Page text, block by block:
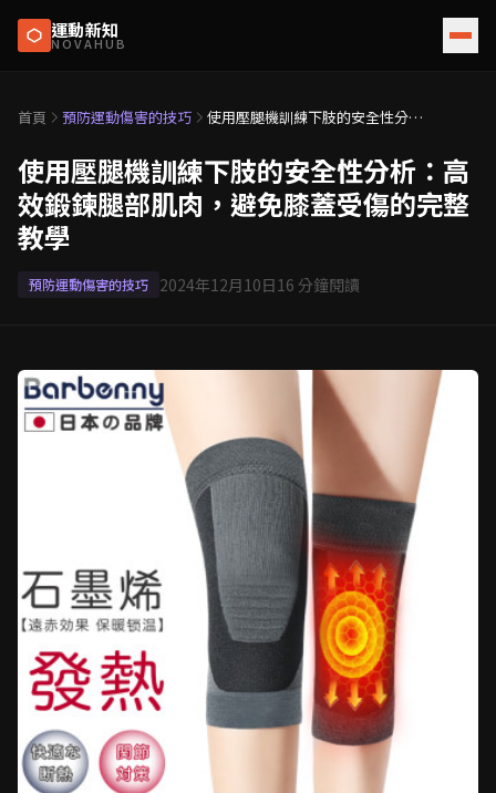
運動新知
NOVAHUB
首頁 預防運動傷害的技巧
使用壓腿機訓練下肢的安全性分
受傷的完整教學
使用壓腿機訓練下肢的安全性分析：高
效鍛鍊腿部肌肉，避免膝蓋受傷的完整
教學
預防運動傷害的技巧 2024年12月10日16 分鐘閱讀